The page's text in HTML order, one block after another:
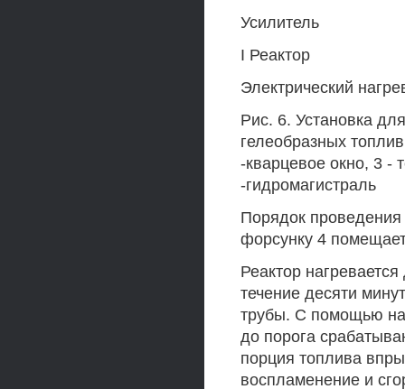
Усилитель
I Реактор
Электрический
Рис. 6. Установка
гелеобразных
-кварцевое окно, 3 -
-гидромагистраль
Порядок
форсунку 4
Реактор
течение десяти
трубы. С помощью
до порога
порция топлива
воспламенение и